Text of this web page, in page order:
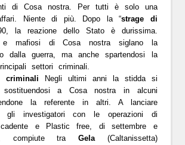
di Cosa nostra. Per tutti è solo una
Niente di più. Dopo la “strage di
la reazione dello Stato è durissima.
e mafiosi di Cosa nostra siglano la
dalla guerra, ma anche spartendosi la
settori criminali.
criminali
Negli ultimi anni la stidda si
sostituendosi a Cosa nostra in alcuni
la referente in altri. A lanciare
gli investigatori con le operazioni di
e Plastic free, di settembre e
compiute tra Gela (Caltanissetta)